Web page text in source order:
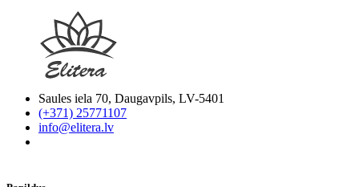
Saules iela 70, Daugavpils, LV-5401
(+371) 25771107
info@elitera.lv